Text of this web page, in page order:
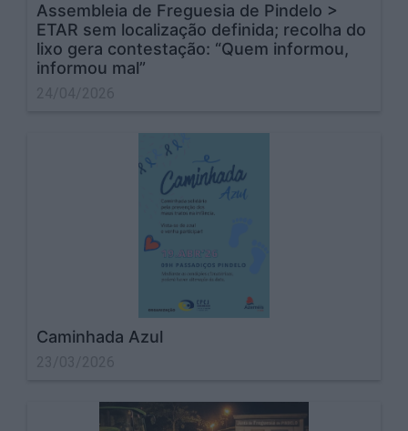
Assembleia de Freguesia de Pindelo >
ETAR sem localização definida; recolha do
lixo gera contestação: “Quem informou,
informou mal”
Caminhada Azul